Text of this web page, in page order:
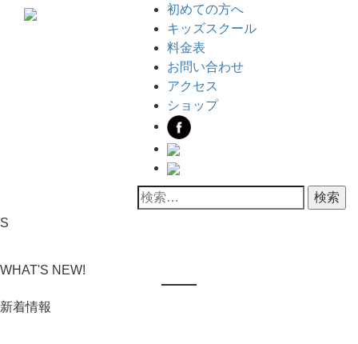
初めての方へ
キッズスクール
料金表
お問い合わせ
アクセス
ショップ
S
WHAT'S NEW!
新着情報